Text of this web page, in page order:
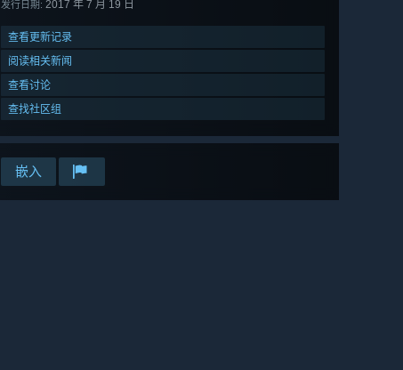
发行日期: 2017 年 7 月 19 日
查看更新记录
阅读相关新闻
查看讨论
查找社区组
嵌入